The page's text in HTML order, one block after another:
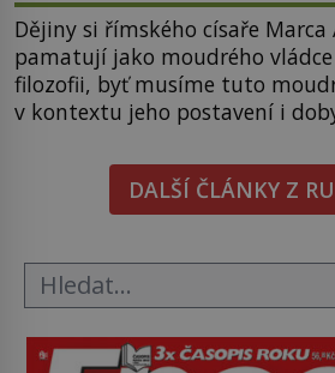
Dějiny si římského císaře Marca
pamatují jako moudrého
filozofii, byť musíme tuto
v kontextu jeho postavení i
pravdu na padrť a prohlásit, že
unavený a drogou ovládaný
byl zastáncem stoicismu,
DALŠÍ ČLÁNKY Z